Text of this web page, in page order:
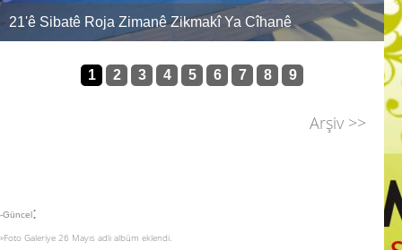
Ya Cîhanê ASRIN FELAKETİ DEĞİL
1 2 3 4 5 6 7 8 9
Arşiv >>
-Güncel:
»Foto Galeriye 26 Mayıs adlı albüm eklendi.